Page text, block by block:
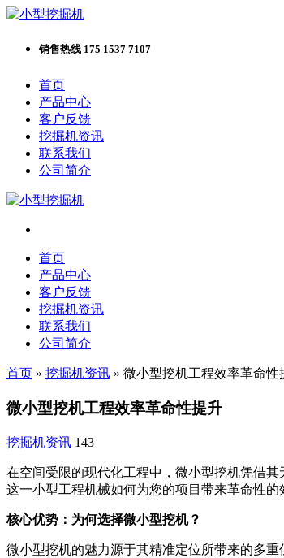
销售热线 175 1537 7107
首页
产品中心
客户反馈
挖掘机资讯
联系我们
公司简介
首页
产品中心
客户反馈
挖掘机资讯
联系我们
公司简介
首页 » 挖掘机资讯 » 微小型挖机工程效率革命性
微小型挖机工程效率革命性提升
挖掘机资讯 143
在空间受限的现代化工程中，微小型挖机凭借
这一小型工程机械如何为您的项目带来革命性的
核心优势：为何选择微小型挖机？
微小型挖机的魅力源于其精准定位所带来的多重